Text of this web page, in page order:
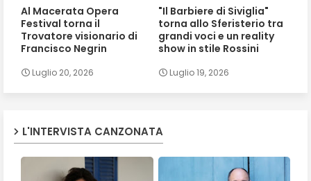
Al Macerata Opera
Festival torna il
Trovatore visionario di
Francisco Negrin
Luglio 20, 2026
"Il Barbiere di Siviglia"
torna allo Sferisterio tra
grandi voci e un reality
show in stile Rossini
Luglio 19, 2026
L'INTERVISTA CANZONATA